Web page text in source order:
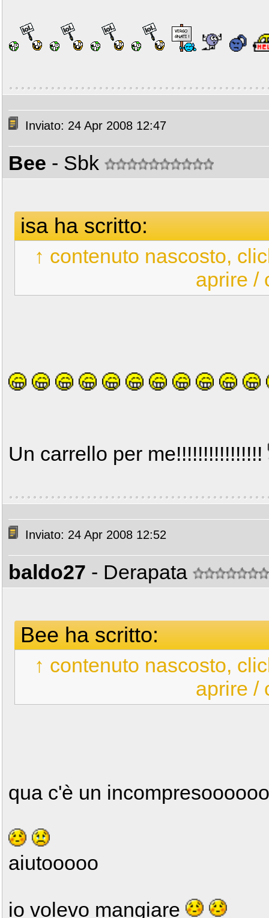
Inviato: 24 Apr 2008 12:47
Bee - Sbk
isa ha scritto:
↑ contenuto nascosto,
aprire /
Un carrello per me!!!!!!!!!!!!!!!!
Inviato: 24 Apr 2008 12:52
baldo27 - Derapata
Bee ha scritto:
↑ contenuto nascosto,
aprire /
qua c'è un incompresoooooo
aiutooooo
io volevo mangiare